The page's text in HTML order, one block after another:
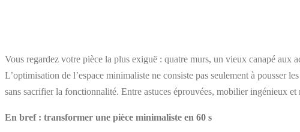
Vous regardez votre pièce la plus exiguë : quatre murs, un vieux canapé aux
L’optimisation de l’espace minimaliste ne consiste pas seulement à pousser
sans sacrifier la fonctionnalité. Entre astuces éprouvées, mobilier ingénieux
En bref : transformer une pièce minimaliste en 60 s